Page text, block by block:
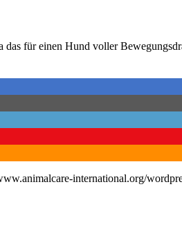
für einen Hund voller
international.org/